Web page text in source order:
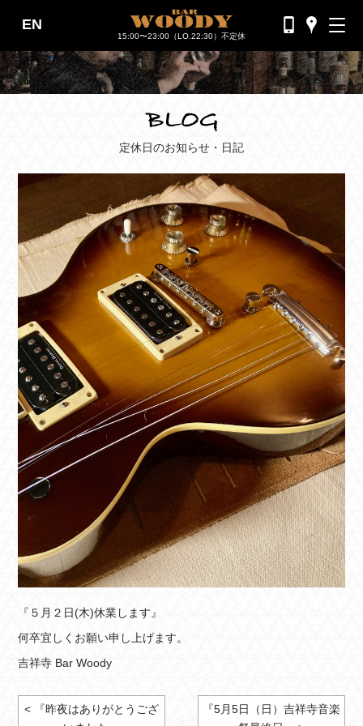
バーウッディTOP
バー ウッディについて
メニュー＆料金
おすすめカクテル
フォトギャラリー
ブログ
過去のブログ
EN
15:00〜23:00（LO.22:30）不定休
定休日のお知らせ・日記
『５月２日(木)休業します』
何卒宜しくお願い申し上げます。
吉祥寺 Bar Woody
< 『昨夜はありがとうござ
『5月5日（日）吉祥寺音楽